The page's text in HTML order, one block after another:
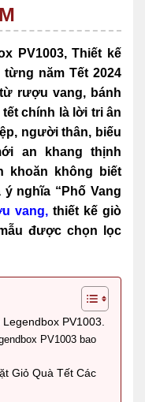
PV1003, Thiết kế
năm Tết 2024
rượu vang, bánh
chính là lời tri ân
người thân, biếu
an khang thịnh
khoăn không biết
nghĩa “Phố Vang
vang, thiết kế giò
được chọn lọc
PV1003.
PV1003 bao
Giỏ Quà Tết Các